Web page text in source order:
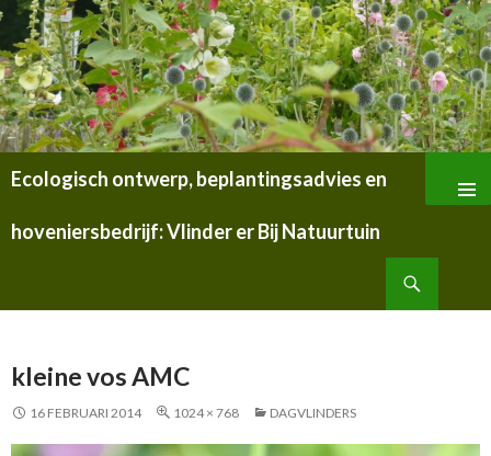
Ecologisch ontwerp, beplantingsadvies en
hoveniersbedrijf: Vlinder er Bij Natuurtuin
NAAR
INHOUD
kleine vos AMC
16 FEBRUARI 2014 1024 × 768 DAGVLINDERS